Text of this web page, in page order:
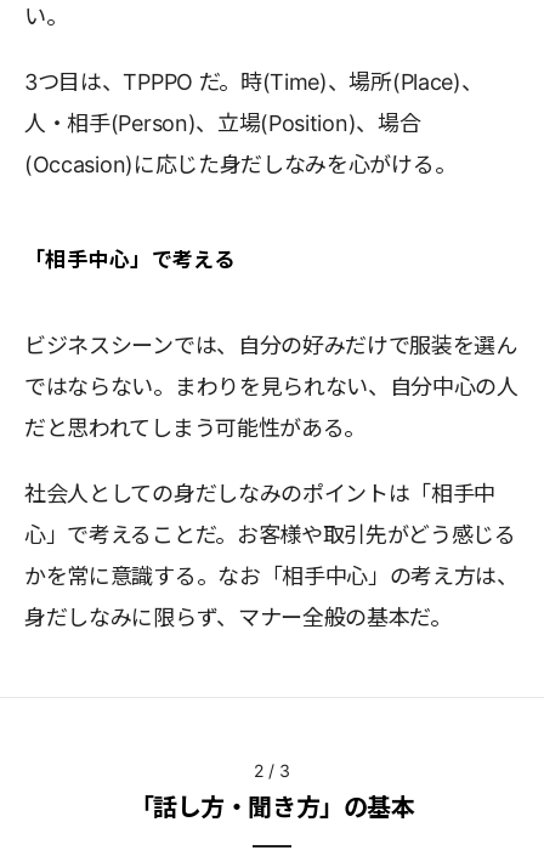
い。
3つ目は、TPPPO だ。時(Time)、場所(Place)、
人・相手(Person)、立場(Position)、場合
(Occasion)に応じた身だしなみを心がける。
「相手中心」で考える
ビジネスシーンでは、自分の好みだけで服装を選ん
ではならない。まわりを見られない、自分中心の人
だと思われてしまう可能性がある。
社会人としての身だしなみのポイントは「相手中
心」で考えることだ。お客様や取引先がどう感じる
かを常に意識する。なお「相手中心」の考え方は、
身だしなみに限らず、マナー全般の基本だ。
2 / 3
「話し方・聞き方」の基本